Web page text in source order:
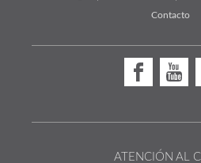
Contacto
ATENCIÓN AL